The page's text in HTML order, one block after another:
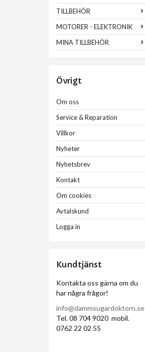
TILLBEHÖR
MOTORER - ELEKTRONIK
MINA TILLBEHÖR
Övrigt
Om oss
Service & Reparation
Villkor
Nyheter
Nyhetsbrev
Kontakt
Om cookies
Avtalskund
Logga in
Kundtjänst
Kontakta oss gärna om du
har några frågor!
info@dammsugardoktorn.se
Tel. 08 704 9020 mobil.
0762 22 02 55